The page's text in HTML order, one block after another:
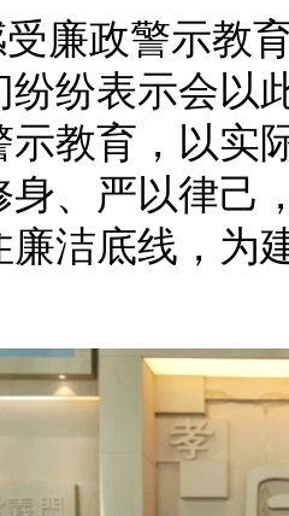
廉政警示教
纷表示会以
示教育，以实
身、严以律己
廉洁底线，为